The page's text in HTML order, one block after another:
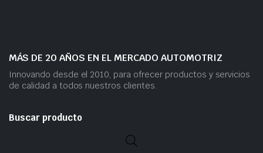
MÁS DE 20 AÑOS EN EL MERCADO AUTOMOTRIZ
Innovando desde el 2010, para ofrecer productos y servicios
de calidad a todos nuestros clientes.
Buscar producto